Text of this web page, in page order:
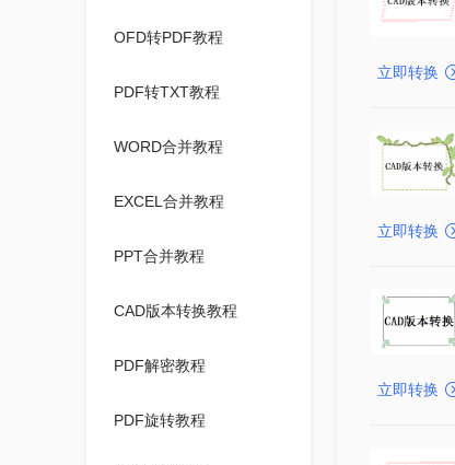
OFD转PDF教程
PDF转TXT教程
WORD合并教程
EXCEL合并教程
PPT合并教程
CAD版本转换教程
PDF解密教程
PDF旋转教程
立即转换
立即转换
立即转换